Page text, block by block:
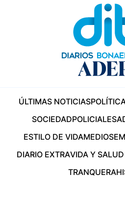
ÚLTIMAS NOTICIAS
SOCIEDADPOLICIALES
ESTILO DE VIDAMEDIOS
DIARIO EXTRAVIDA Y
TRANQUERA